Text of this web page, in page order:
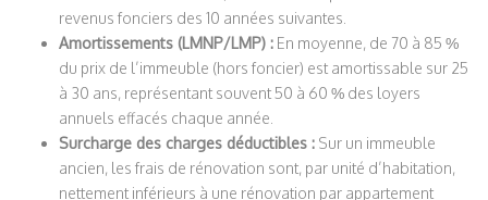
revenus fonciers des 10 années suivantes.
Amortissements (LMNP/LMP) : En moyenne, de 70 à 85 %
du prix de l’immeuble (hors foncier) est amortissable sur 25
à 30 ans, représentant souvent 50 à 60 % des loyers
annuels effacés chaque année.
Surcharge des charges déductibles : Sur un immeuble
ancien, les frais de rénovation sont, par unité d’habitation,
nettement inférieurs à une rénovation par appartement